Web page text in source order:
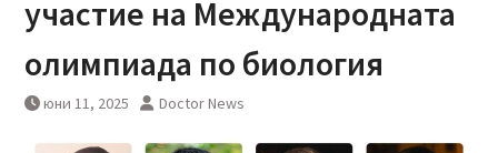
участие на Международната
олимпиада по биология
юни 11, 2025 Doctor News